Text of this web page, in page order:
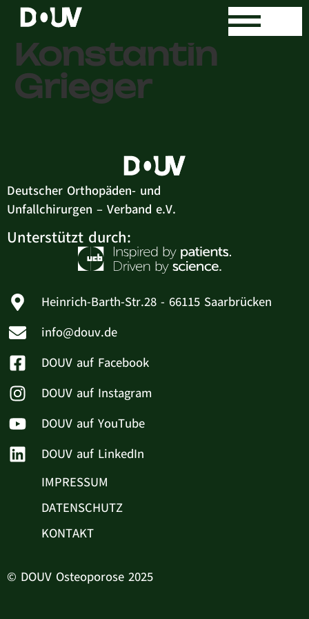
Dr. med.
Konstantin
Grieger
Deutscher Orthopäden- und
Unfallchirurgen – Verband e.V.
Unterstützt durch:
Heinrich-Barth-Str.28 - 66115 Saarbrücken
info@douv.de
DOUV auf Facebook
DOUV auf Instagram
DOUV auf YouTube
DOUV auf LinkedIn
IMPRESSUM
DATENSCHUTZ
KONTAKT
© DOUV Osteoporose 2025